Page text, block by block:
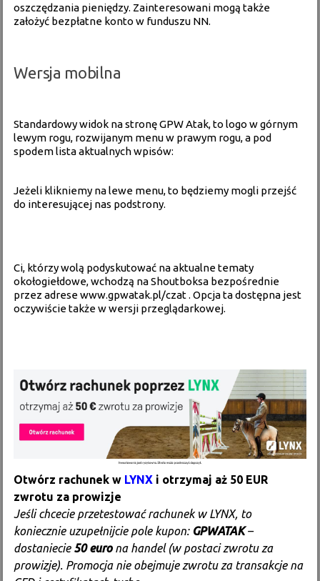
oszczędzania pieniędzy. Zainteresowani mogą także
założyć bezpłatne konto w funduszu NN.
Wersja mobilna
Standardowy widok na stronę GPW Atak, to logo w górnym
lewym rogu, rozwijanym menu w prawym rogu, a pod
spodem lista aktualnych wpisów:
Jeżeli klikniemy na lewe menu, to będziemy mogli przejść
do interesującej nas podstrony.
Ci, którzy wolą podyskutować na aktualne tematy
okołogiełdowe, wchodzą na Shoutboksa bezpośrednie
przez adresewww.gpwatak.pl/czat. Opcja ta dostępna jest
oczywiście także w wersji przeglądarkowej.
Otwórz rachunek w LYNX i otrzymaj aż 50 EUR
zwrotu za prowizje
Jeśli chcecie przetestować rachunek w LYNX, to
koniecznie uzupełnijcie pole kupon: GPWATAK–
dostaniecie 50 eurona handel (w postaci zwrotu za
prowizje). Promocja nie obejmuje zwrotu za transakcje na